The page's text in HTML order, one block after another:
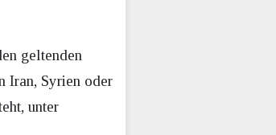
geltenden
Iran, Syrien oder
unter